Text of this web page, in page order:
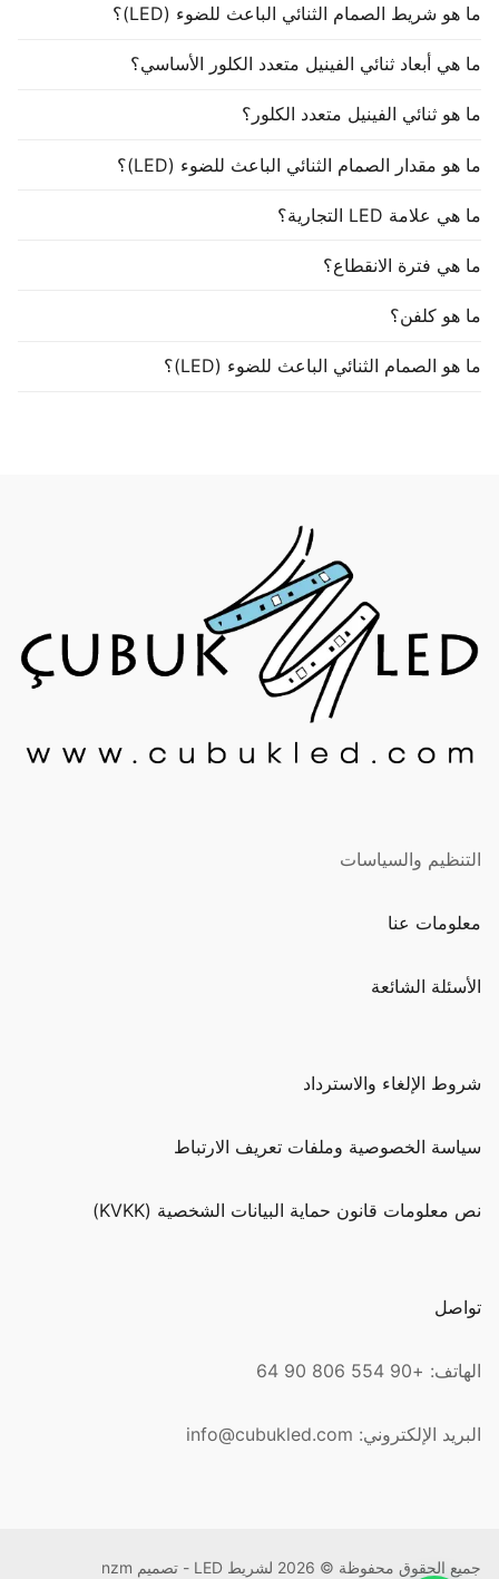
ما هو شريط الصمام الثنائي الباعث للضوء (LED)؟
ما هي أبعاد ثنائي الفينيل متعدد الكلور الأساسي؟
ما هو ثنائي الفينيل متعدد الكلور؟
ما هو مقدار الصمام الثنائي الباعث للضوء (LED)؟
ما هي علامة LED التجارية؟
ما هي فترة الانقطاع؟
ما هو كلفن؟
ما هو الصمام الثنائي الباعث للضوء (LED)؟
التنظيم والسياسات
معلومات عنا
الأسئلة الشائعة
شروط الإلغاء والاسترداد
سياسة الخصوصية وملفات تعريف الارتباط
نص معلومات قانون حماية البيانات الشخصية (KVKK)
تواصل
الهاتف: +90 554 806 90 64
البريد الإلكتروني: info@cubukled.com
جميع الحقوق محفوظة © 2026 لشريط LED - تصميم nzm